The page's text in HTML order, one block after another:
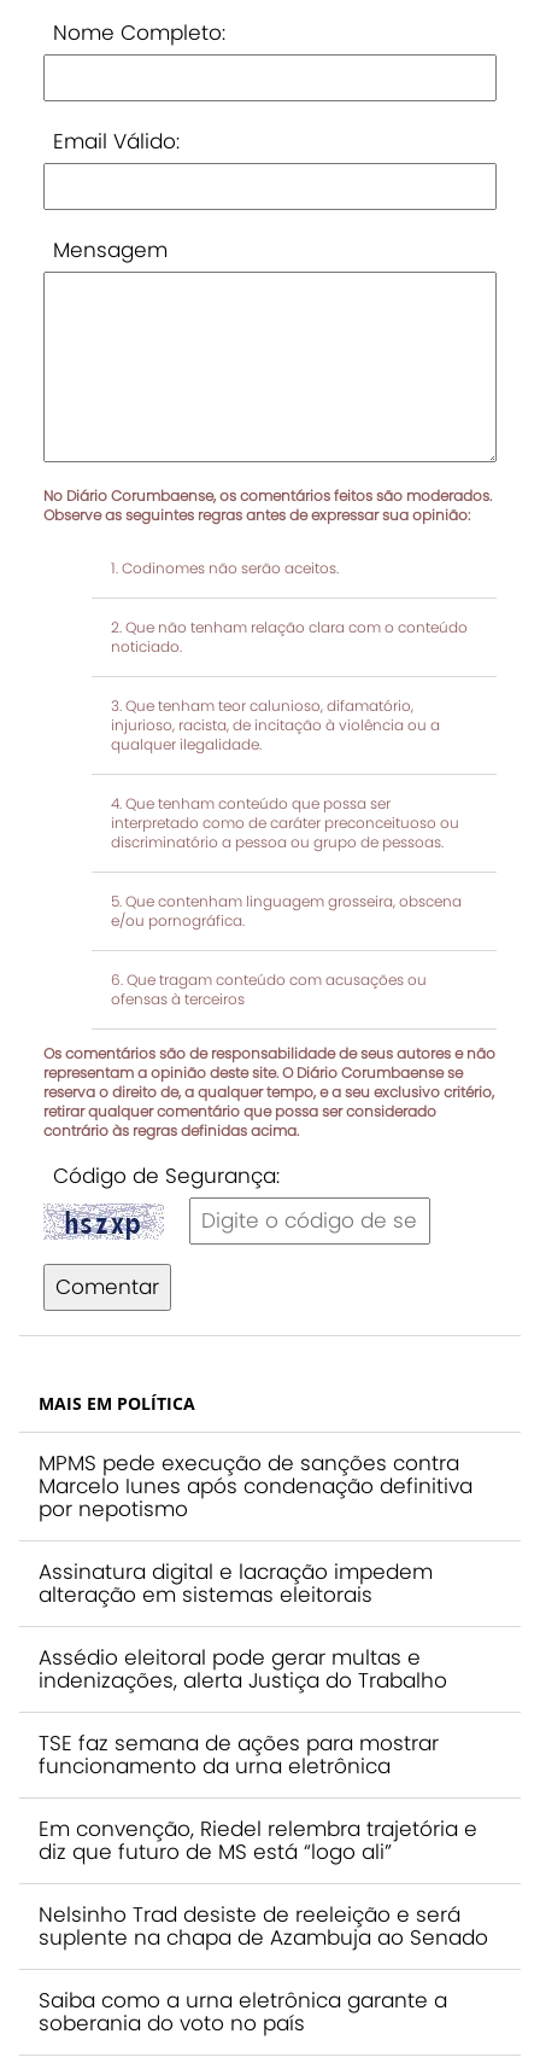
Nome Completo:
Email Válido:
Mensagem
No Diário Corumbaense, os comentários feitos são moderados.
Observe as seguintes regras antes de expressar sua opinião:
Codinomes não serão aceitos.
Que não tenham relação clara com o conteúdo
noticiado.
Que tenham teor calunioso, difamatório,
injurioso, racista, de incitação à violência ou a
qualquer ilegalidade.
Que tenham conteúdo que possa ser
interpretado como de caráter preconceituoso ou
discriminatório a pessoa ou grupo de pessoas.
Que contenham linguagem grosseira, obscena
e/ou pornográfica.
Que tragam conteúdo com acusações ou
ofensas à terceiros
Os comentários são de responsabilidade de seus autores e não
representam a opinião deste site. O Diário Corumbaense se
reserva o direito de, a qualquer tempo, e a seu exclusivo critério,
retirar qualquer comentário que possa ser considerado
contrário às regras definidas acima.
Código de Segurança:
Comentar
MAIS EM POLÍTICA
MPMS pede execução de sanções contra
Marcelo Iunes após condenação definitiva
por nepotismo
Assinatura digital e lacração impedem
alteração em sistemas eleitorais
Assédio eleitoral pode gerar multas e
indenizações, alerta Justiça do Trabalho
TSE faz semana de ações para mostrar
funcionamento da urna eletrônica
Em convenção, Riedel relembra trajetória e
diz que futuro de MS está “logo ali”
Nelsinho Trad desiste de reeleição e será
suplente na chapa de Azambuja ao Senado
Saiba como a urna eletrônica garante a
soberania do voto no país